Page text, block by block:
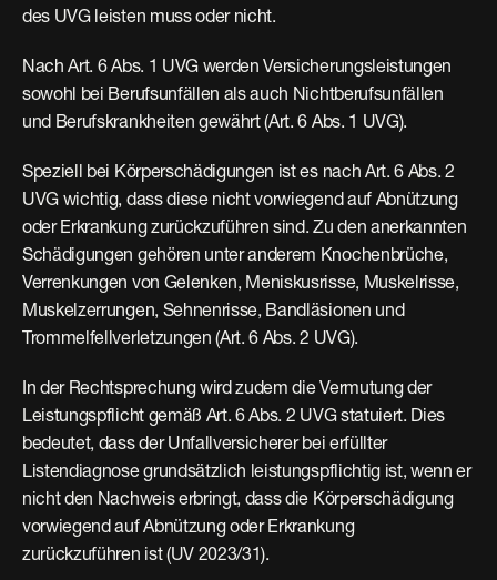
des UVG leisten muss oder nicht.
Nach Art. 6 Abs. 1 UVG werden Versicherungsleistungen
sowohl bei Berufsunfällen als auch Nichtberufsunfällen
und Berufskrankheiten gewährt (Art. 6 Abs. 1 UVG).
Speziell bei Körperschädigungen ist es nach Art. 6 Abs. 2
UVG wichtig, dass diese nicht vorwiegend auf Abnützung
oder Erkrankung zurückzuführen sind. Zu den anerkannten
Schädigungen gehören unter anderem Knochenbrüche,
Verrenkungen von Gelenken, Meniskusrisse, Muskelrisse,
Muskelzerrungen, Sehnenrisse, Bandläsionen und
Trommelfellverletzungen (Art. 6 Abs. 2 UVG).
In der Rechtsprechung wird zudem die Vermutung der
Leistungspflicht gemäß Art. 6 Abs. 2 UVG statuiert. Dies
bedeutet, dass der Unfallversicherer bei erfüllter
Listendiagnose grundsätzlich leistungspflichtig ist, wenn er
nicht den Nachweis erbringt, dass die Körperschädigung
vorwiegend auf Abnützung oder Erkrankung
zurückzuführen ist (UV 2023/31).